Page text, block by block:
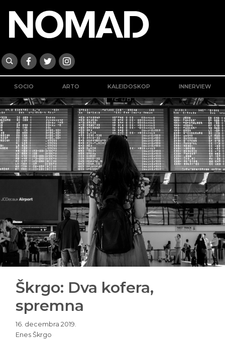
SOCIO ARTO KALEIDOSKOP INNERVIEW
Škrgo: Dva kofera,
spremna
16. decembra 2019.
Enes Škrgo